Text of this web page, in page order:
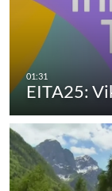
EITA25: